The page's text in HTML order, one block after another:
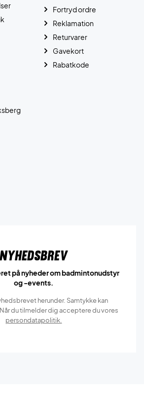
Fortryd ordre
Reklamation
Returvarer
Gavekort
Rabatkode
Nyhedsbrev
på nyheder om badmintonudstyr
og -events.
herunder. Samtykke kan
du tilmelder dig acceptere du vores
persondatapolitik.